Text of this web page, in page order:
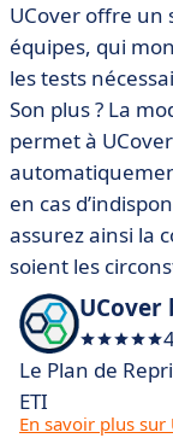
UCover offre un
équipes, qui
les tests
Son plus ? La
permet à
en cas
assurez ainsi la
soient les
UCover
Le Plan de
ETI
En savoir plus sur